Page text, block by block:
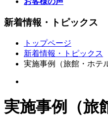
新着情報・トピックス
トップページ
新着情報・トピックス
実施事例（旅館・ホテ
実施事例（旅